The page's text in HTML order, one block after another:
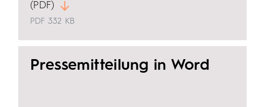
(PDF)
PDF 332 KB
Pressemitteilung in Word